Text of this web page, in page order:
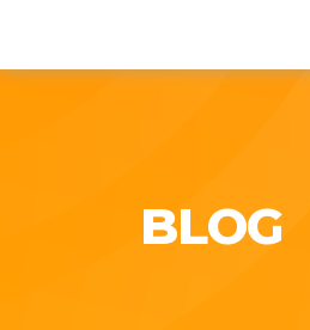
BLOG